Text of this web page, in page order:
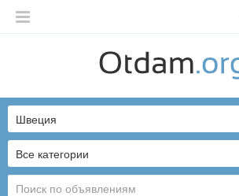
English
Русский
Українська
Все категории
Швеция